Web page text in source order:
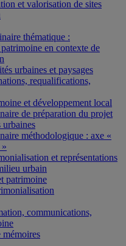
et valorisation de sites
thématique :
en contexte de
urbaines et paysages
requalifications,
et développement local
de préparation du projet
urbaines
méthodologique : axe «
et représentations
urbain
patrimoine
communications,
mémoires